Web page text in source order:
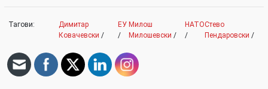
Тагови:
Димитар
Ковачевски /
ЕУ
/
Милош
Милошевски /
НАТО
/
Стево
Пендаровски /